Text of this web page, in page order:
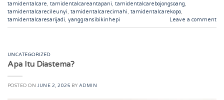
tamidentalcare, tamidentalcareantapani, tamidentalcarebojongsoang,
tamidentalcarecileunyi, tamidentalcarecimahi, tamidentalcarekopo,
tamidentalcaresarijadi, yanggransibikinhepi Leave a comment
UNCATEGORIZED
Apa Itu Diastema?
POSTED ONJUNE 2, 2025 BY ADMIN